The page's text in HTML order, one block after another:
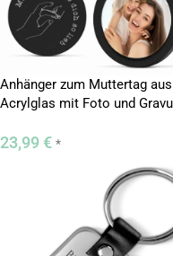
Anhänger zum Muttertag aus
Acrylglas mit Foto und
23,99 € *